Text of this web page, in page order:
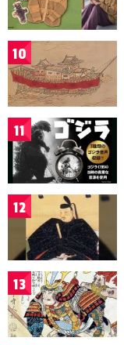
10
11
12
13